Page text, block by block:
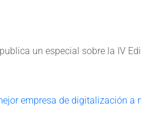
un especial sobre la IV
empresa de digitalización a